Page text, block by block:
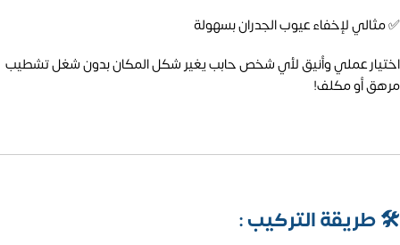
✅ مثالي لإخفاء عيوب الجدران بسهولة
اختيار عملي وأنيق لأي شخص حابب يغير شكل المكان بدون شغل تشطيب
مرهق أو مكلف!
🛠️طريقة التركيب :